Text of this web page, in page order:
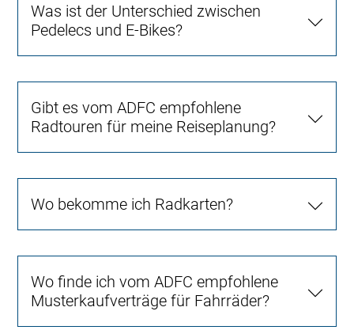
Was ist der Unterschied zwischen
Pedelecs und E-Bikes?
Gibt es vom ADFC empfohlene
Radtouren für meine Reiseplanung?
Wo bekomme ich Radkarten?
Wo finde ich vom ADFC empfohlene
Musterkaufverträge für Fahrräder?